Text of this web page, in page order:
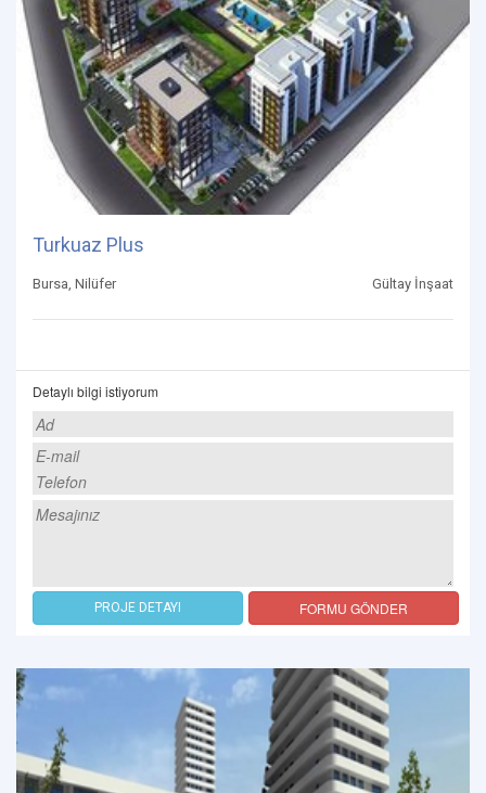
Turkuaz Plus
Bursa, Nilüfer Gültay İnşaat
Detaylı bilgi istiyorum
PROJE DETAYI FORMU GÖNDER